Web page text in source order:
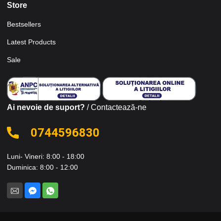
Store
Bestsellers
Latest Products
Sale
Ai nevoie de suport? / Contactează-ne
0744596830
Luni- Vineri: 8:00 - 18:00
Duminica: 8:00 - 12:00